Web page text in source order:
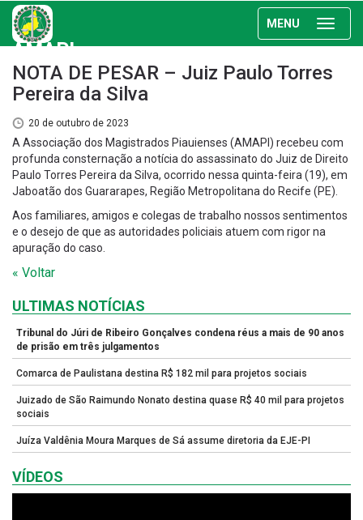
MENU
AMAPI
NOTA DE PESAR – Juiz Paulo Torres
Pereira da Silva
20 de outubro de 2023
A Associação dos Magistrados Piauienses (AMAPI) recebeu com
profunda consternação a notícia do assassinato do Juiz de Direito
Paulo Torres Pereira da Silva, ocorrido nessa quinta-feira (19), em
Jaboatão dos Guararapes, Região Metropolitana do Recife (PE).
Aos familiares, amigos e colegas de trabalho nossos sentimentos
e o desejo de que as autoridades policiais atuem com rigor na
apuração do caso.
« Voltar
ULTIMAS NOTÍCIAS
Tribunal do Júri de Ribeiro Gonçalves condena réus a mais de 90 anos
de prisão em três julgamentos
Comarca de Paulistana destina R$ 182 mil para projetos sociais
Juizado de São Raimundo Nonato destina quase R$ 40 mil para projetos
sociais
Juíza Valdênia Moura Marques de Sá assume diretoria da EJE-PI
VÍDEOS